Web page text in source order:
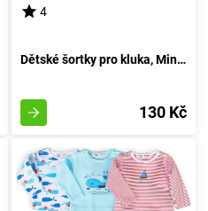
4
Dětské šortky pro kluka, Minoti, pug 5, velikost 92/98 | 2-3 roky
130 Kč